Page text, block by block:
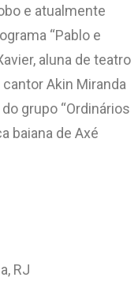
e atualmente
“Pablo e
aluna de teatro
Akin Miranda
grupo “Ordinários
baiana de Axé
RJ